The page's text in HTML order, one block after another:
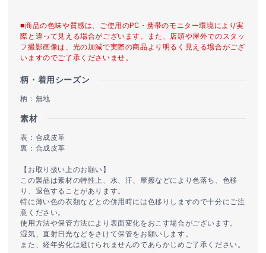
■商品の色味や質感は、ご使用のPC・携帯のモニター環境により実
際と違って見える場合がございます。また、店頭や屋外でのスタッ
フ撮影画像は、光の加減で実際の商品より明るく見える場合がござ
いますのでご了承くださいませ。
柄・着用シーズン
柄：無地
素材
表：合成皮革
裏：合成皮革
【お取り扱い上のお願い】
この製品は素材の特性上、水、汗、摩擦などにより色落ち、色移
り、退色することがあります。
特に薄い色の衣類などとの併用時には色移りしますので十分にご注
意ください。
使用方法や保管方法により表面変化をおこす場合がございます。
湿気、直射日光などをさけて保管をお願いします。
また、経年劣化は避けられませんのであらかじめご了承ください。